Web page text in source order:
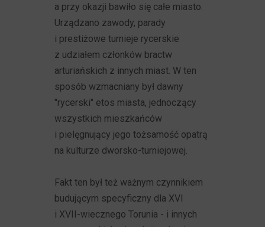
a przy okazji bawiło się całe miasto.
Urządzano zawody, parady
i prestiżowe turnieje rycerskie
z udziałem członków bractw
arturiańskich z innych miast. W ten
sposób wzmacniany był dawny
"rycerski" etos miasta, jednoczący
wszystkich mieszkańców
i pielęgnujący jego tożsamość opatrą
na kulturze dworsko-turniejowej.
Fakt ten był też ważnym czynnikiem
budującym specyficzny dla XVI
i XVII-wiecznego Torunia - i innych